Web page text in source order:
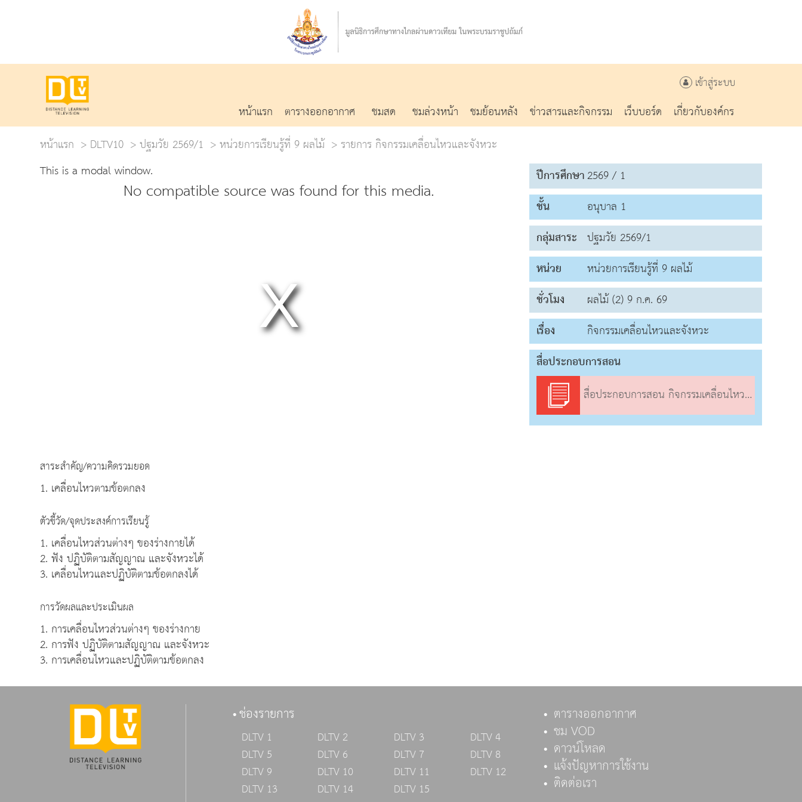
เข้าสู่ระบบ
หน้าแรก ตารางออกอากาศ ชมสด ชมล่วงหน้า ชมย้อนหลัง ข่าวสารและกิจกรรม เว็บบอร์ด
เกี่ยวกับองค์กร
หน้าแรก
DLTV10 ปฐมวัย 2569/1 หน่วยการเรียนรู้ที่ 9 ผลไม้
รายการ กิจกรรมเคลื่อนไหวและจังหวะ
This is a modal window.
No compatible source was found for this media.
สาระสำคัญ/ความคิดรวมยอด
1. เคลื่อนไหวตามข้อตกลง
ตัวชี้วัด/จุดประสงค์การเรียนรู้
1. เคลื่อนไหวส่วนต่างๆ ของร่างกายได้
2. ฟัง ปฏิบัติตามสัญญาณ และจังหวะได้
3. เคลื่อนไหวและปฏิบัติตามข้อตกลงได้
การวัดผลและประเมินผล
1. การเคลื่อนไหวส่วนต่างๆ ของร่างกาย
2. การฟัง ปฏิบัติตามสัญญาณ และจังหวะ
3. การเคลื่อนไหวและปฏิบัติตามข้อตกลง
ปีการศึกษา2569 / 1
ชั้น
อนุบาล 1
กลุ่มสาระ ปฐมวัย 2569/1
หน่วย
หน่วยการเรียนรู้ที่ 9 ผลไม้
ชั่วโมง
ผลไม้ (2) 9 ก.ค. 69
เรื่อง
กิจกรรมเคลื่อนไหวและจังหวะ
สื่อประกอบการสอน
สื่อประกอบการสอน กิจกรรมเคลื่อนไหวและจังหวะ
ช่องรายการ
DLTV 1 DLTV 2 DLTV 3
DLTV 4
DLTV 5
DLTV 6 DLTV 7
DLTV 8
DLTV 9
DLTV 10 DLTV 11
DLTV 12
DLTV 13
DLTV 14 DLTV 15
ตารางออกอากาศ
ชม VOD
ดาวน์โหลด
แจ้งปัญหาการใช้งาน
ติดต่อเรา